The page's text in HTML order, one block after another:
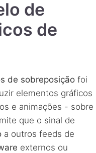
de
de
de sobreposição foi
elementos gráficos
e animações - sobre
que o sinal de
a outros feeds de
externos ou